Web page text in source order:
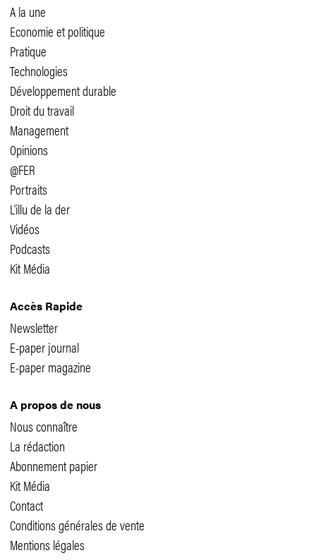
A la une
Economie et politique
Pratique
Technologies
Développement durable
Droit du travail
Management
Opinions
@FER
Portraits
L'illu de la der
Vidéos
Podcasts
Kit Média
Accès Rapide
Newsletter
E-paper journal
E-paper magazine
A propos de nous
Nous connaître
La rédaction
Abonnement papier
Kit Média
Contact
Conditions générales de vente
Mentions légales